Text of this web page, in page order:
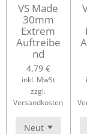
VS Made
30mm
Extrem
Auftreibe
nd
4,79 €
inkl. MwSt
zzgl.
Versandkosten